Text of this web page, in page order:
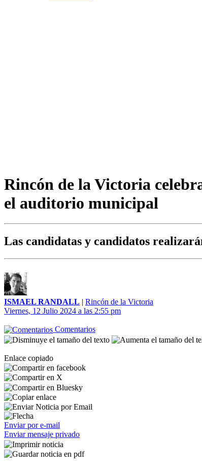
Rincón de la Victoria
el auditorio municipal
Las candidatas y candidatos
ISMAEL RANDALL | Rincón de la Victoria
Viernes, 12 Julio 2024 a las 2:55 pm
Comentarios
Enlace copiado
Enviar por e-mail
Enviar mensaje privado